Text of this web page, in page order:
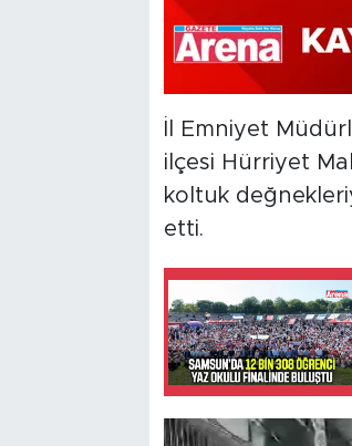
İl Emniyet
ilçesi Hürriyet
koltuk
etti.